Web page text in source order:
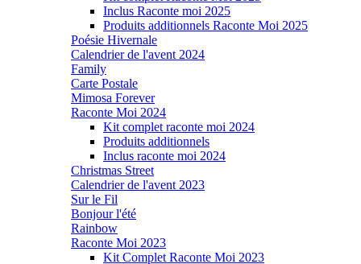
Inclus Raconte moi 2025
Produits additionnels Raconte Moi 2025
Poésie Hivernale
Calendrier de l'avent 2024
Family
Carte Postale
Mimosa Forever
Raconte Moi 2024
Kit complet raconte moi 2024
Produits additionnels
Inclus raconte moi 2024
Christmas Street
Calendrier de l'avent 2023
Sur le Fil
Bonjour l'été
Rainbow
Raconte Moi 2023
Kit Complet Raconte Moi 2023